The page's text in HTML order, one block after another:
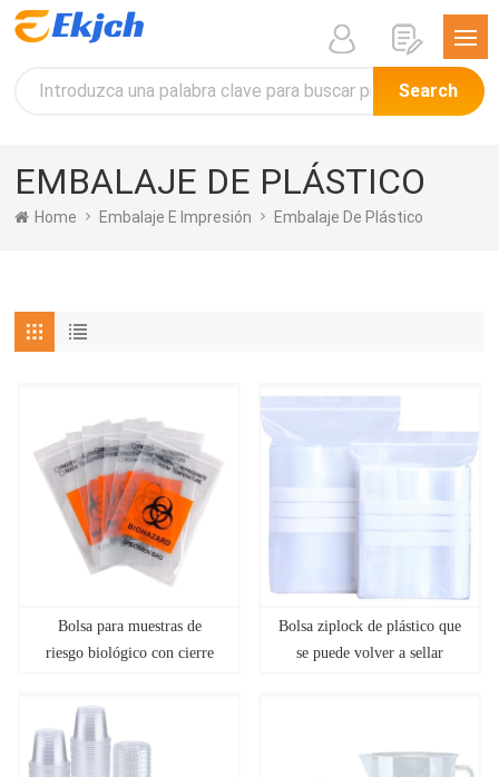
Search
EMBALAJE DE PLÁSTICO
Home Embalaje E Impresión Embalaje De Plástico
Bolsa para muestras de
riesgo biológico con cierre
Bolsa ziplock de plástico que
se puede volver a sellar